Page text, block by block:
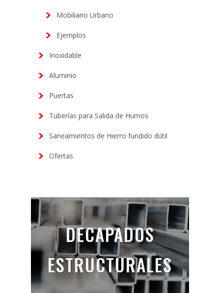
Mobiliario Urbano
Ejemplos
Inoxidable
Aluminio
Puertas
Tuberías para Salida de Humos
Saneamientos de Hierro fundido dútil
Ofertas
DECAPADOS
ESTRUCTURALES